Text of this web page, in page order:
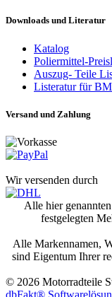
Downloads und Literatur
Katalog
Poliermittel-
Auszug- Teile
Listeratur für
Versand und Zahlung
Wir versenden durch
Alle hier
festgelegten
Alle Markennamen,
sind Eigentum Ihrer
© 2026 Motorradteile
dbFakt®